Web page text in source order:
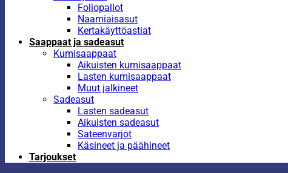
Foliopallot
Naamiaisasut
Kertakäyttöastiat
Saappaat ja sadeasut
Kumisaappaat
Aikuisten kumisaappaat
Lasten kumisaappaat
Muut jalkineet
Sadeasut
Lasten sadeasut
Aikuisten sadeasut
Sateenvarjot
Käsineet ja päähineet
Tarjoukset